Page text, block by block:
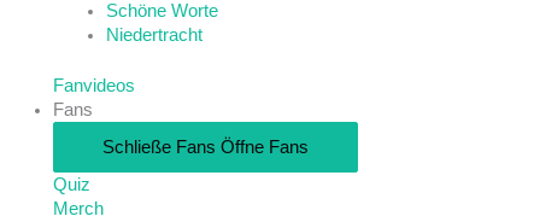
Schöne Worte
Niedertracht
Fanvideos
Fans
Schließe Fans Öffne Fans
Quiz
Merch